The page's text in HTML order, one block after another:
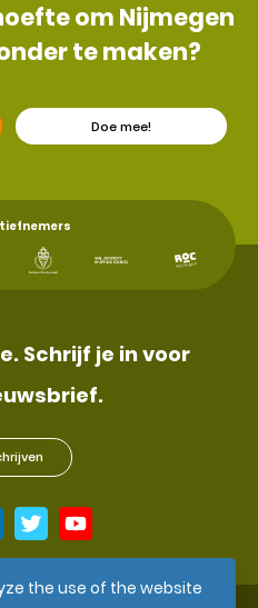
the use of the website
om Nijmegen
te maken?
Doe mee!
Schrijf je in voor